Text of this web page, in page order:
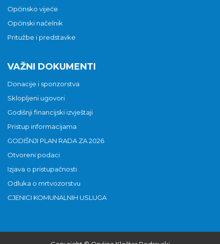
Općinsko vijeće
Općinski načelnik
Pritužbe i predstavke
VAŽNI DOKUMENTI
Donacije i sponzorstva
Sklopljeni ugovori
Godišnji financijski izvještaji
Pristup informacijama
GODIŠNJI PLAN RADA ZA 2026
Otvoreni podaci
Izjava o pristupačnosti
Odluka o mrtvozorstvu
CJENICI KOMUNALNIH USLUGA